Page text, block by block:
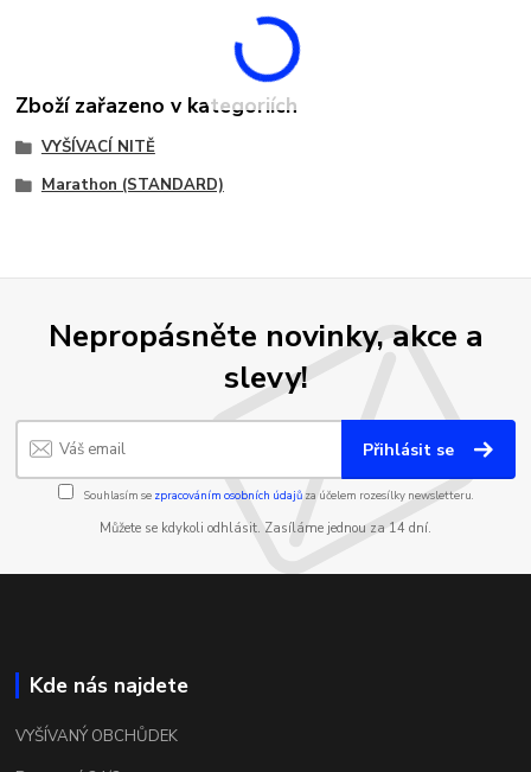
Zboží zařazeno v kategoriích
VYŠÍVACÍ NITĚ
Marathon (STANDARD)
Nepropásněte novinky, akce a
slevy!
Přihlásit se
Souhlasím se zpracováním osobních údajůza účelem rozesílky newsletteru.
Můžete se kdykoli odhlásit. Zasíláme jednou za 14 dní.
Kde nás najdete
VYŠÍVANÝ OBCHŮDEK